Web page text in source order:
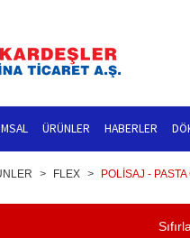
ÜRÜNLER HABERLER
> FLEX > POLİSAJ -
Sıfırla